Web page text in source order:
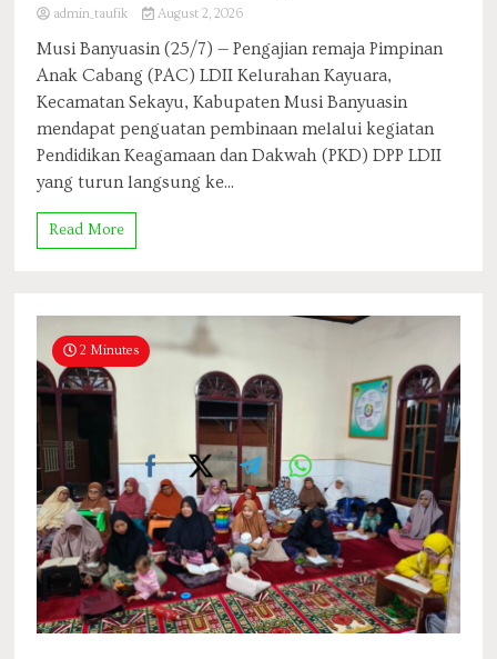
admin_taufik August 2, 2026
Musi Banyuasin (25/7) — Pengajian remaja Pimpinan
Anak Cabang (PAC) LDII Kelurahan Kayuara,
Kecamatan Sekayu, Kabupaten Musi Banyuasin
mendapat penguatan pembinaan melalui kegiatan
Pendidikan Keagamaan dan Dakwah (PKD) DPP LDII
yang turun langsung ke...
Read More
2 Minutes